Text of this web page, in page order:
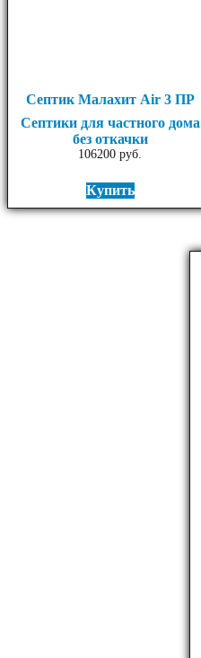
Септик Малахит Air 3 ПР
Септики для частного дома
без откачки
106200 руб.
Купить